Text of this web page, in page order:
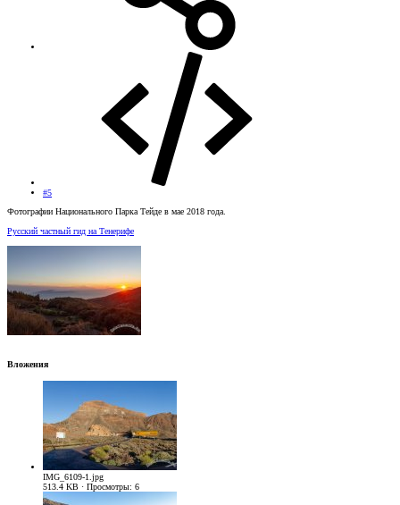
#5
Фотографии Национального Парка Тейде в мае 2018 года.
Русский частный гид на Тенерифе
Вложения
IMG_6109-1.jpg
513.4 KB · Просмотры: 6